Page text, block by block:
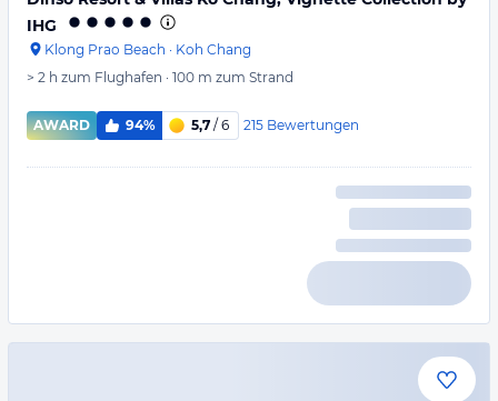
IHG
Klong Prao Beach · Koh Chang
> 2 h zum Flughafen · 100 m zum Strand
AWARD 94% 5,7 / 6 215 Bewertungen